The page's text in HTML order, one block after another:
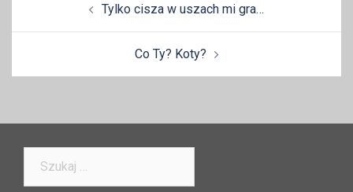
Tylko cisza w uszach mi gra…
Co Ty? Koty?